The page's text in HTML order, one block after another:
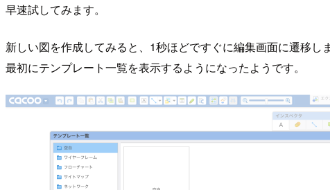
早速試してみます。
新しい図を作成してみると、1秒ほどですぐに編集画面に遷移しま
最初にテンプレート一覧を表示するようになったようです。